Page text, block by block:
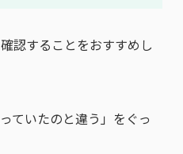
認することをおすすめし
ていたのと違う」をぐっ